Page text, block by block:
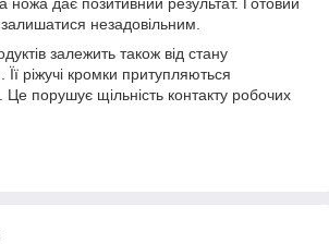
дає позитивний результат. Готовий
незадовільним.
залежить також від стану
Її ріжучі кромки притупляються
порушує щільність контакту робочих